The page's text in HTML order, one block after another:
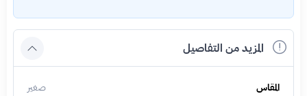
المزيد من التفاصيل
المقاس
صغير